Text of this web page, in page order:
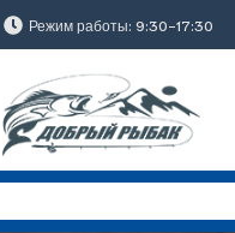
Режим работы: 9:30-17:30